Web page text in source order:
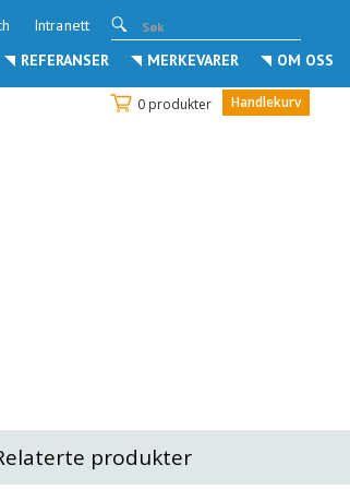
Intranett
REFERANSER MERKEVARER OM OSS
0 produkter Handlekurv
produkter